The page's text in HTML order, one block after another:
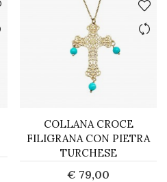
COLLANA CROCE
FILIGRANA CON PIETRA
TURCHESE
€ 79,00